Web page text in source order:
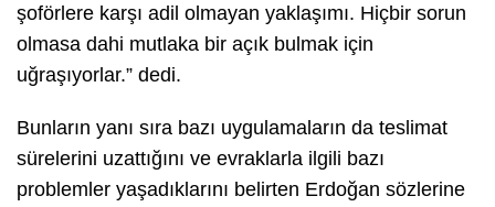
şoförlere karşı adil olmayan yaklaşımı. Hiçbir sorun
olmasa dahi mutlaka bir açık bulmak için
uğraşıyorlar.” dedi.
Bunların yanı sıra bazı uygulamaların da teslimat
sürelerini uzattığını ve evraklarla ilgili bazı
problemler yaşadıklarını belirten Erdoğan sözlerine